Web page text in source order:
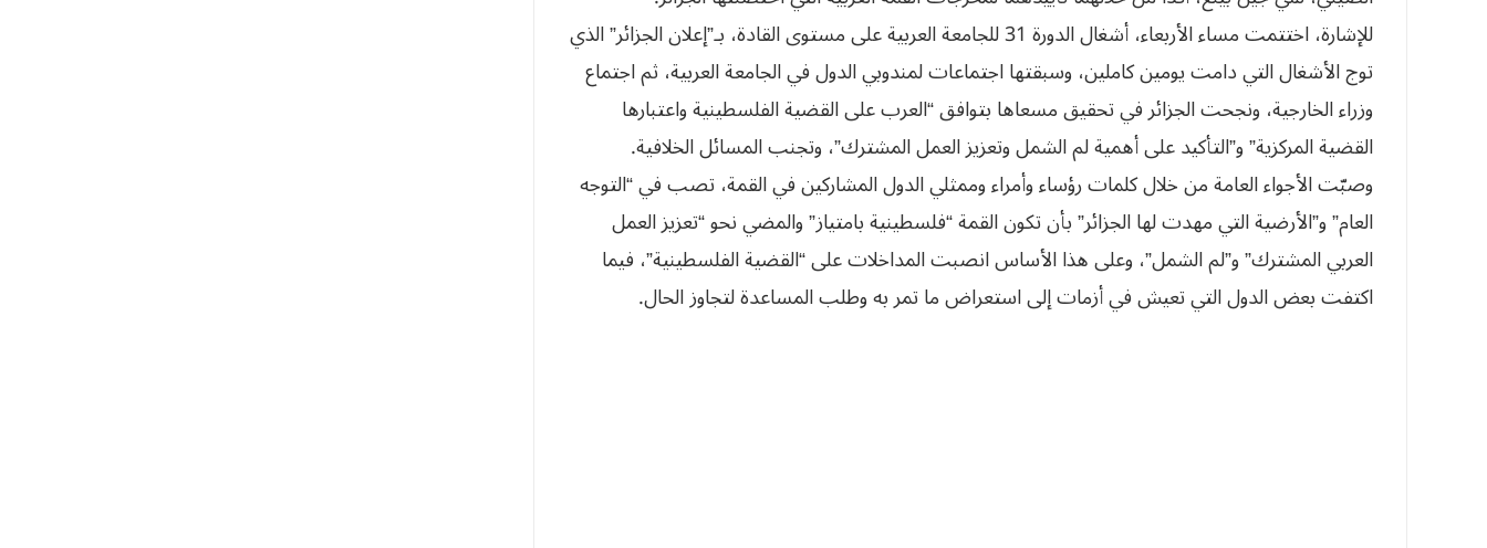
للإشارة، اختتمت مساء الأربعاء، أشغال الدورة 31 للجامعة العربية على مستوى القادة، بـ”إعلان الجزائر” الذي
توج الأشغال التي دامت يومين كاملين، وسبقتها اجتماعات لمندوبي الدول في الجامعة العربية، ثم اجتماع
وزراء الخارجية، ونجحت الجزائر في تحقيق مسعاها بتوافق “العرب على القضية الفلسطينية واعتبارها
القضية المركزية” و”التأكيد على أهمية لم الشمل وتعزيز العمل المشترك”، وتجنب المسائل الخلافية.
وصبّت الأجواء العامة من خلال كلمات رؤساء وأمراء وممثلي الدول المشاركين في القمة، تصب في “التوجه
العام” و”الأرضية التي مهدت لها الجزائر” بأن تكون القمة “فلسطينية بامتياز” والمضي نحو “تعزيز العمل
العربي المشترك” و”لم الشمل”، وعلى هذا الأساس انصبت المداخلات على “القضية الفلسطينية”، فيما
اكتفت بعض الدول التي تعيش في أزمات إلى استعراض ما تمر به وطلب المساعدة لتجاوز الحال.